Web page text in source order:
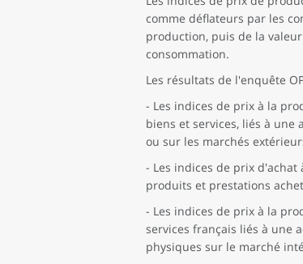
comme déflateurs par les
production, puis de la
consommation.
Les résultats de l'enquête
- Les indices de prix à la
biens et services, liés à
ou sur les marchés
- Les indices de prix
produits et prestations
- Les indices de prix à la
services français liés à une
physiques sur le marché